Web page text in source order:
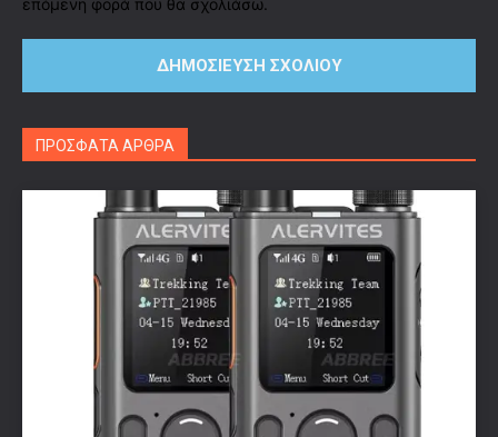
επόμενη φορά που θα σχολιάσω.
ΠΡΟΣΦΑΤΑ ΑΡΘΡΑ